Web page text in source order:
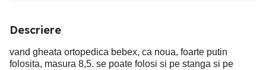
Descriere
vand gheata ortopedica bebex, ca noua, foarte putin
folosita, masura 8,5. se poate folosi si pe stanga si pe